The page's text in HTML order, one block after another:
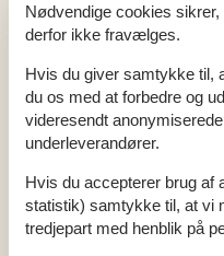
Sommerhusferien i Odense
smukke omgivelser, hvor I
Vandre- og cykelture langs
ubeskrivelige
perfekte til at lave mad på
Artikeltyper
Nødvendige cookies
derfor ikke fravælges.
Hvis du giver samtykke til,
du os med at forbedre og
videresendt
underleverandører.
Hvis du accepterer brug af
statistik) samtykke til, at vi
tredjepart med henblik på